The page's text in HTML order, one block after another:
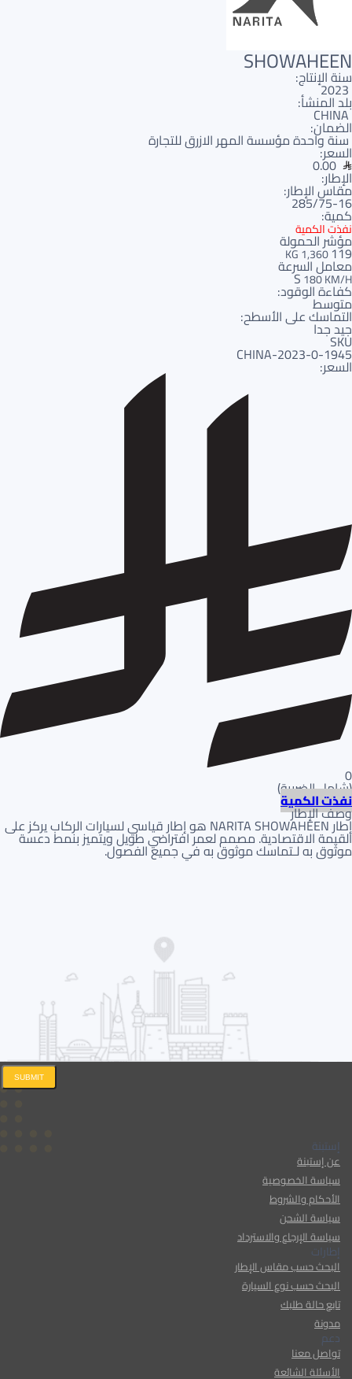
SHOWAHEEN
سنة الإنتاج:
2023
بلد المنشأ:
CHINA
الضمان:
سنة واحدة مؤسسة المهر الازرق للتجارة
السعر:
0.00
الإطار:
مقاس الإطار:
285/75-16
كمية:
نفذت الكمية
مؤشر الحمولة
119
1,360 KG
معامل السرعة
S180 KM/H
كفاءة الوقود:
متوسط
التماسك على الأسطح:
جيد جدا
SKU
1945-CHINA-2023-0
السعر:
0
(شامل الضريبة)
نفذت الكمية
وصف الإطار
إطار NARITA SHOWAHEEN هو إطار قياسي لسيارات الركاب يركز على
القيمة الاقتصادية. مصمم لعمر افتراضي طويل ويتميز بنمط دعسة
موثوق به لـتماسك موثوق به في جميع الفصول.
إستبنة
عن إستبنة
سياسة الخصوصية
الأحكام والشروط
سياسة الشحن
سياسة الإرجاع والاسترداد
إطارات
البحث حسب مقاس الإطار
البحث حسب نوع السيارة
تابع حالة طلبك
مدونة
دعم
تواصل معنا
الأسئلة الشائعة
SUBMIT